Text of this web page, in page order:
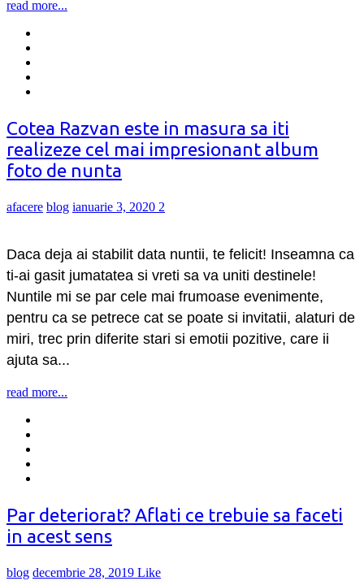
read more...
Cotea Razvan este in masura sa iti
realizeze cel mai impresionant album
foto de nunta
afacere blog ianuarie 3, 2020 2
Daca deja ai stabilit data nuntii, te felicit! Inseamna ca
ti-ai gasit jumatatea si vreti sa va uniti destinele!
Nuntile mi se par cele mai frumoase evenimente,
pentru ca se petrece cat se poate si invitatii, alaturi de
miri, trec prin diferite stari si emotii pozitive, care ii
ajuta sa...
read more...
Par deteriorat? Aflati ce trebuie sa faceti
in acest sens
blog decembrie 28, 2019 Like